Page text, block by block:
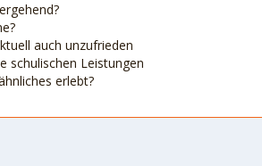
auch unzufrieden
schulischen Leistungen
erlebt?